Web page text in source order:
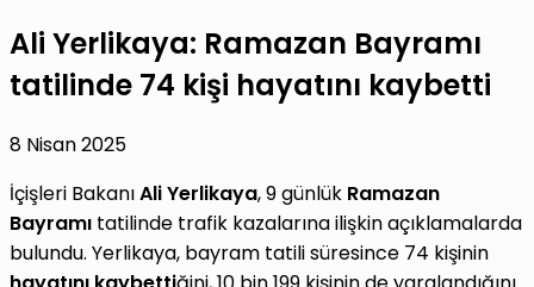
Ali Yerlikaya: Ramazan Bayramı
tatilinde 74 kişi hayatını kaybetti
8 Nisan 2025
İçişleri BakanıAli Yerlikaya, 9 günlük Ramazan
Bayramı tatilinde trafik kazalarına ilişkin açıklamalarda
bulundu. Yerlikaya, bayram tatili süresince 74 kişinin